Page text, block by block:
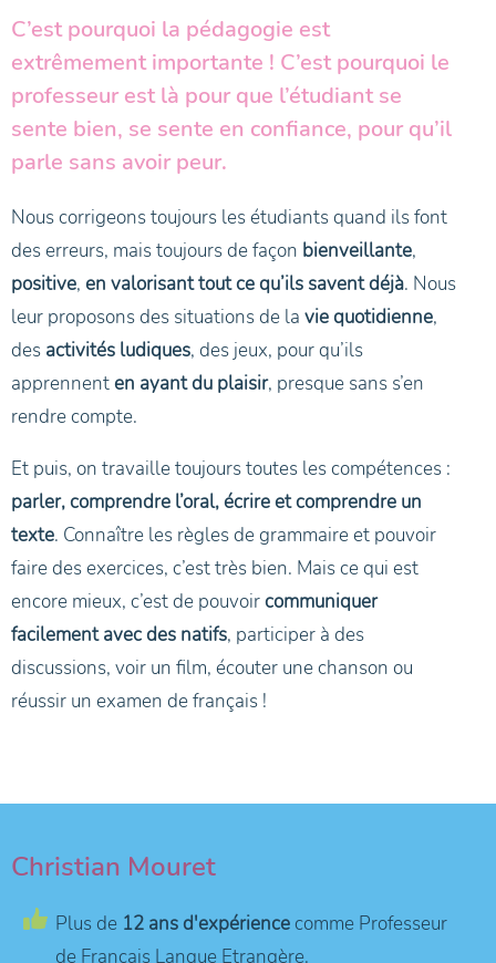
C’est pourquoi la pédagogie est
extrêmement importante ! C’est pourquoi le
professeur est là pour que l’étudiant se
sente bien, se sente en confiance, pour qu’il
parle sans avoir peur.
Nous corrigeons toujours les étudiants quand ils font
des erreurs, mais toujours de façon bienveillante,
positive, en valorisant tout ce qu’ils savent déjà. Nous
leur proposons des situations de la vie quotidienne,
des activités ludiques, des jeux, pour qu’ils
apprennenten ayant du plaisir, presque sans s’en
rendre compte.
Et puis, on travaille toujours toutes les compétences :
parler, comprendre l’oral, écrire et comprendre un
texte. Connaître les règles de grammaire et pouvoir
faire des exercices, c’est très bien. Mais ce qui est
encore mieux, c’est de pouvoircommuniquer
facilement avec des natifs, participer à des
discussions, voir un film, écouter une chanson ou
réussir un examen de français !
Christian Mouret
Plus de 12 ans d'expérience comme Professeur
de Français Langue Etrangère.